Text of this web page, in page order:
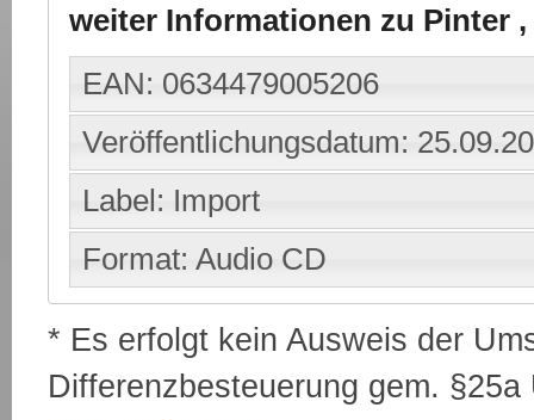
weiter Informationen zu Pinter
EAN: 0634479005206
Veröffentlichungsdatum:
Label: Import
Format: Audio CD
* Es erfolgt kein Ausweis der
Differenzbesteuerung gem.